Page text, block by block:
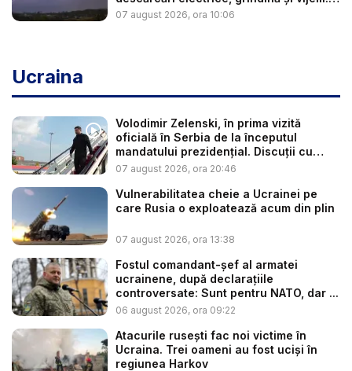
...
07 august 2026, ora 10:06
Ucraina
Volodimir Zelenski, în prima vizită
oficială în Serbia de la începutul
mandatului prezidențial. Discuții cu
Vuč...
07 august 2026, ora 20:46
Vulnerabilitatea cheie a Ucrainei pe
care Rusia o exploatează acum din plin
07 august 2026, ora 13:38
Fostul comandant-șef al armatei
ucrainene, după declarațiile
controversate: Sunt pentru NATO, dar ...
06 august 2026, ora 09:22
Atacurile rusești fac noi victime în
Ucraina. Trei oameni au fost uciși în
regiunea Harkov